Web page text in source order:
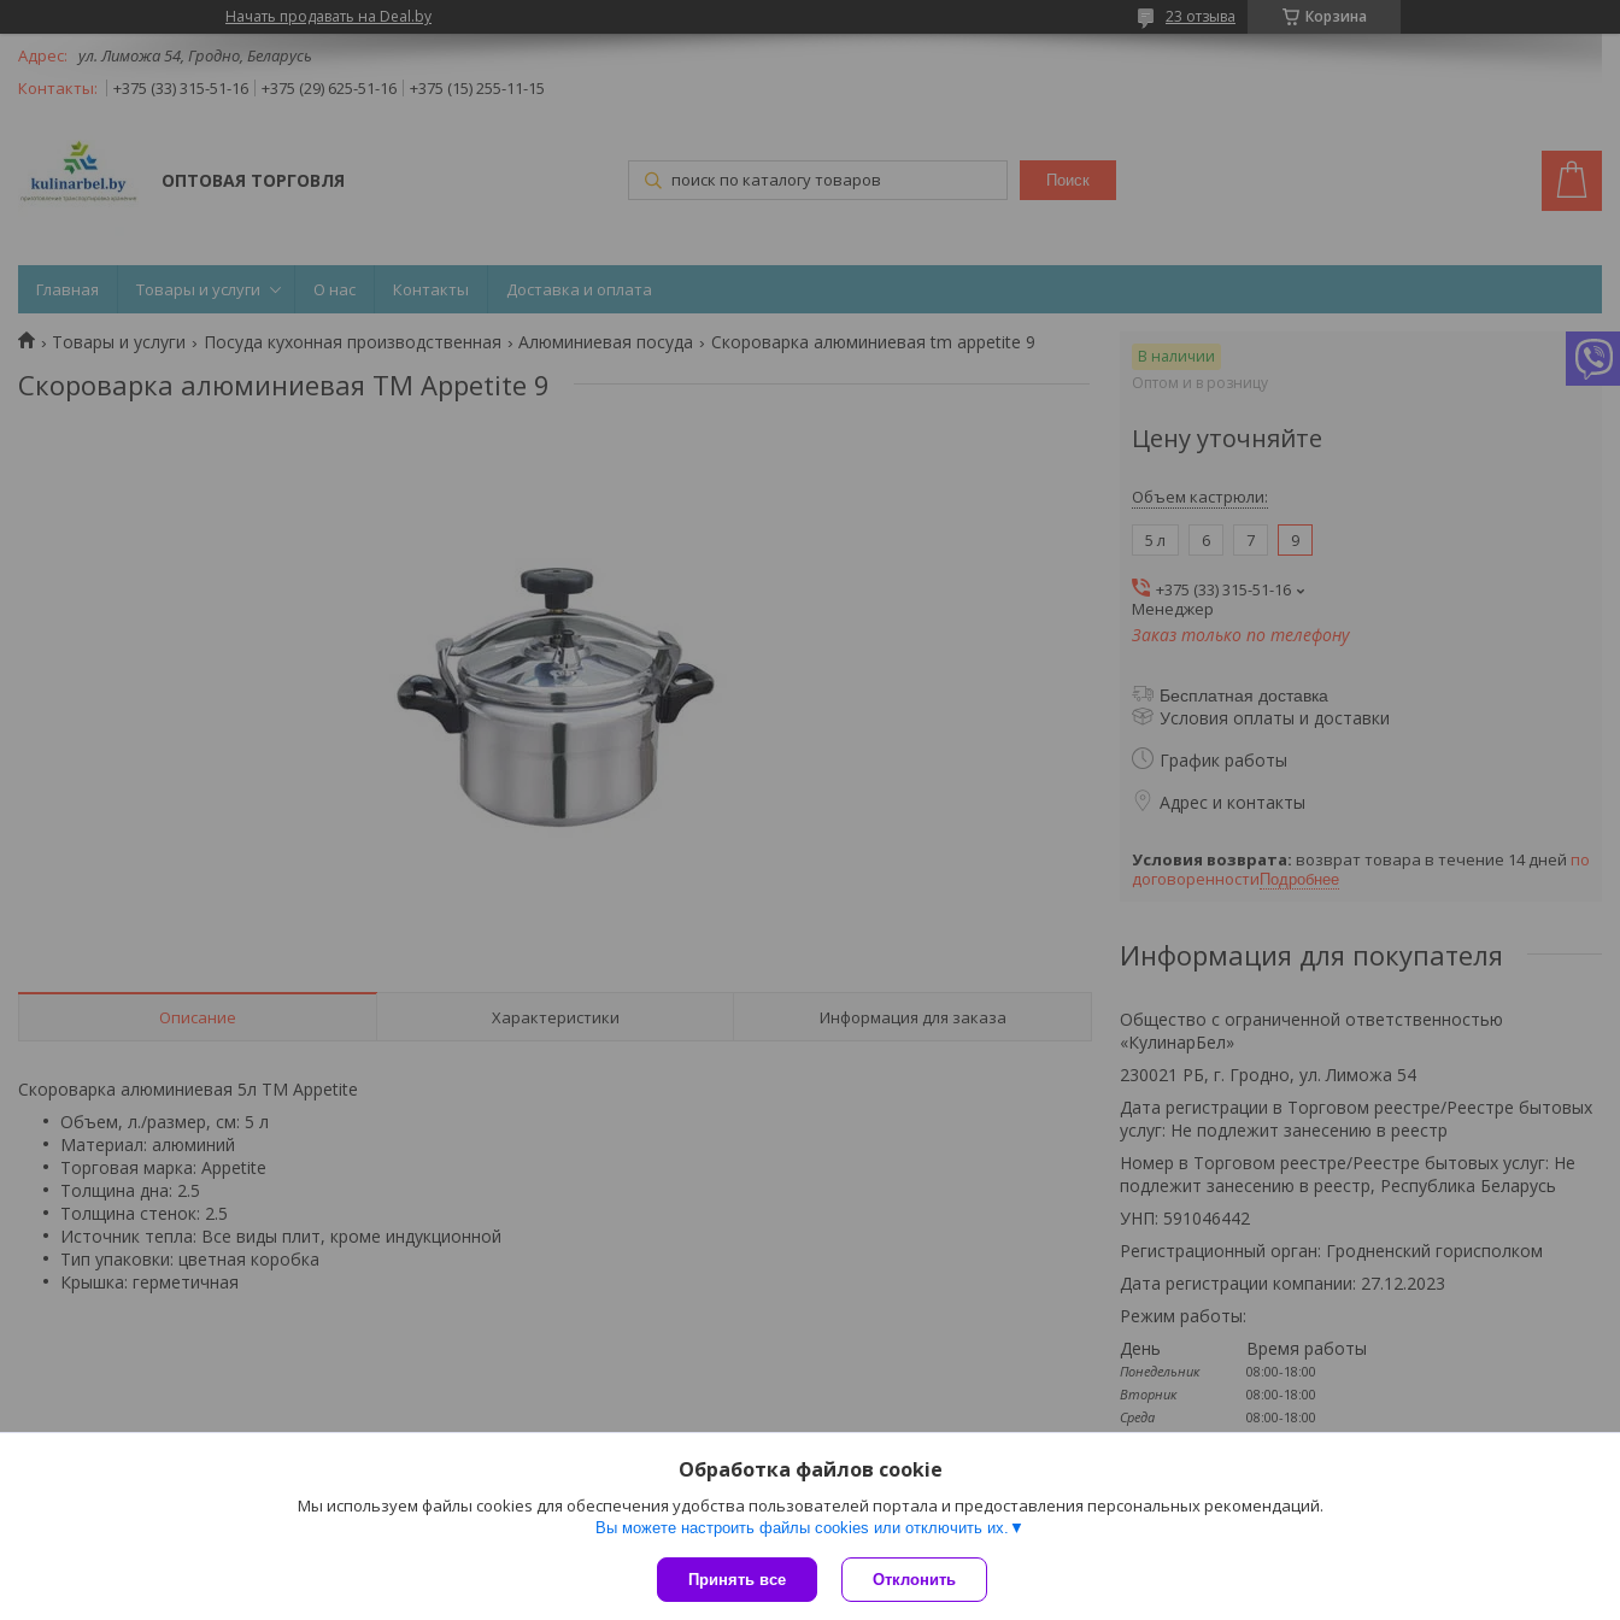
Начать продавать на Deal.by Корзина
23 отзыва
ул. Лиможа 54, Гродно, Беларусь
+375 (33) 315-51-16
+375 (29) 625-51-16 +375 (15) 255-11-15
ОПТОВАЯ ТОРГОВЛЯ Поиск
Главная Товары и услуги О нас Контакты Доставка и оплата
Товары и услуги Посуда кухонная производственная Алюминиевая посуда Скороварка алюминиевая tm appetite 9
Скороварка алюминиевая TM Appetite 9
Описание Характеристики Информация для заказа
Скороварка алюминиевая 5л TM Appetite
Объем, л./размер, см: 5 л
Материал: алюминий
Торговая марка: Appetite
Толщина дна: 2.5
Толщина стенок: 2.5
Источник тепла: Все виды плит, кроме индукционной
Тип упаковки: цветная коробка
Крышка: герметичная
В наличии
Оптом и в розницу
Цену уточняйте
Объем кастрюли:
5 л
6 7 9
+375 (33) 315-51-16
Менеджер
Заказ только по телефону
Бесплатная доставка
Условия оплаты и доставки
График работы
Адрес и контакты
возврат товара в течение 14 дней по
договоренности Подробнее
Информация для покупателя
Общество с ограниченной ответственностью
«КулинарБел»
230021 РБ, г. Гродно, ул. Лиможа 54
Дата регистрации в Торговом реестре/Реестре бытовых
услуг: Не подлежит занесению в реестр
Номер в Торговом реестре/Реестре бытовых услуг: Не
подлежит занесению в реестр, Республика Беларусь
УНП: 591046442
Регистрационный орган: Гродненский горисполком
Дата регистрации компании: 27.12.2023
Режим работы:
День
Время работы
Понедельник
08:00-18:00
Вторник
08:00-18:00
Среда
08:00-18:00
Воскресенье
Выходной
Сайт создан на платформе Deal.by
Политика обработки файлов cookies
Обработка файлов cookie
Мы используем файлы cookies для обеспечения удобства пользователей портала и предоставления персональных рекомендаций.
Вы можете настроить файлы cookies или отключить их.
Принять все Отклонить